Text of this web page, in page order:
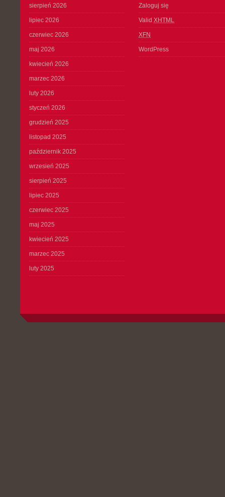
sierpień 2026
lipiec 2026
czerwiec 2026
maj 2026
kwiecień 2026
marzec 2026
luty 2026
styczeń 2026
grudzień 2025
listopad 2025
październik 2025
wrzesień 2025
sierpień 2025
lipiec 2025
czerwiec 2025
maj 2025
kwiecień 2025
marzec 2025
luty 2025
Zaloguj się
Valid XHTML
XFN
WordPress